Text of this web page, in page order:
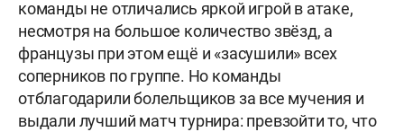
команды не отличались яркой игрой в атаке,
несмотря на большое количество звёзд, а
французы при этом ещё и «засушили» всех
соперников по группе. Но команды
отблагодарили болельщиков за все мучения и
выдали лучший матч турнира: превзойти то, что